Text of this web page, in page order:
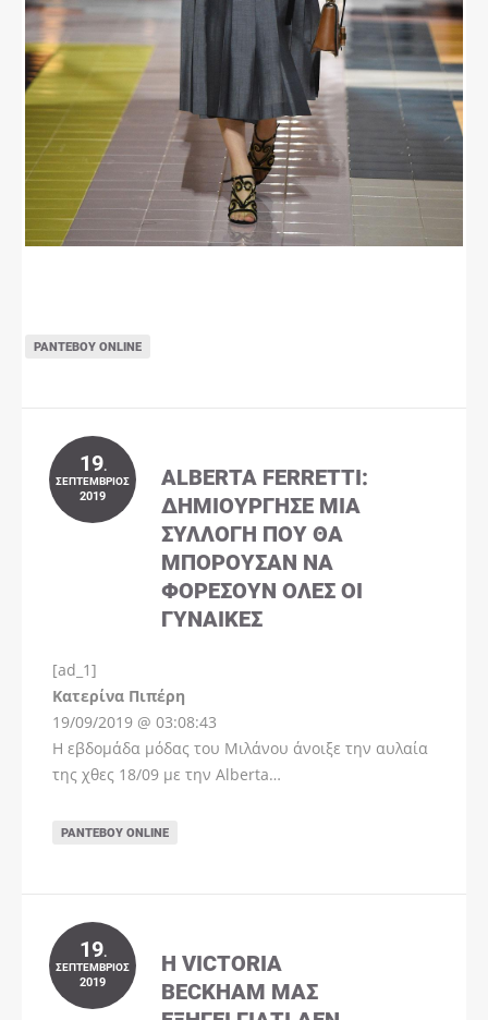
ΡΑΝΤΕΒΟΎ ONLINE
19.
ΣΕΠΤΈΜΒΡΙΟΣ
2019
ALBERTA FERRETTI:
ΔΗΜΙΟΎΡΓΗΣΕ ΜΊΑ
ΣΥΛΛΟΓΉ ΠΟΥ ΘΑ
ΜΠΟΡΟΎΣΑΝ ΝΑ
ΦΟΡΈΣΟΥΝ ΌΛΕΣ ΟΙ
ΓΥΝΑΊΚΕΣ
[ad_1]
Kατερίνα Πιπέρη
19/09/2019 @ 03:08:43
Η εβδομάδα μόδας του Μιλάνου άνοιξε την αυλαία
της χθες 18/09 με την Alberta…
ΡΑΝΤΕΒΟΎ ONLINE
19.
ΣΕΠΤΈΜΒΡΙΟΣ
2019
Η VICTORIA
BECKHAM ΜΑΣ